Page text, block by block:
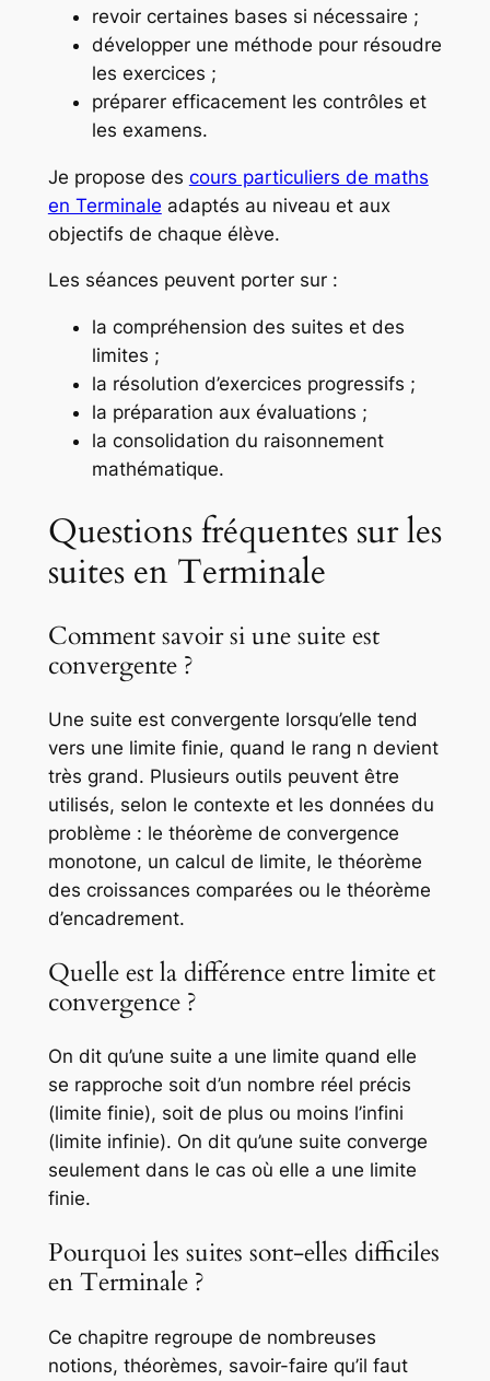
revoir certaines bases si nécessaire ;
développer une méthode pour résoudre
les exercices ;
préparer efficacement les contrôles et
les examens.
Je propose des cours particuliers de maths
en Terminale adaptés au niveau et aux
objectifs de chaque élève.
Les séances peuvent porter sur :
la compréhension des suites et des
limites ;
la résolution d’exercices progressifs ;
la préparation aux évaluations ;
la consolidation du raisonnement
mathématique.
Questions fréquentes sur les
suites en Terminale
Comment savoir si une suite est
convergente ?
Une suite est convergente lorsqu’elle tend
vers une limite finie, quand le rang n devient
très grand. Plusieurs outils peuvent être
utilisés, selon le contexte et les données du
problème : le théorème de convergence
monotone, un calcul de limite, le théorème
des croissances comparées ou le théorème
d’encadrement.
Quelle est la différence entre limite et
convergence ?
On dit qu’une suite a une limite quand elle
se rapproche soit d’un nombre réel précis
(limite finie), soit de plus ou moins l’infini
(limite infinie). On dit qu’une suite converge
seulement dans le cas où elle a une limite
finie.
Pourquoi les suites sont-elles difficiles
en Terminale ?
Ce chapitre regroupe de nombreuses
notions, théorèmes, savoir-faire qu’il faut